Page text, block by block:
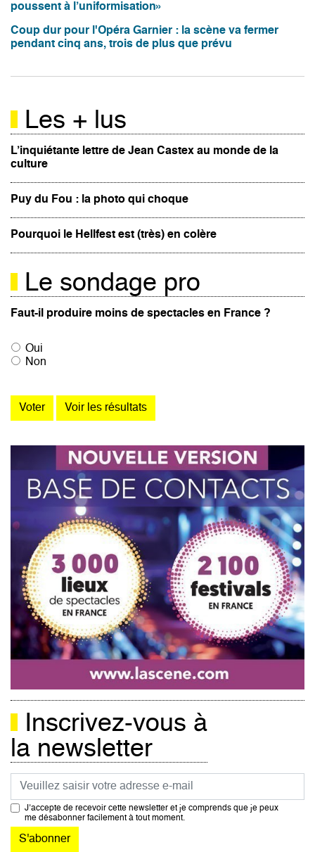
poussent à l’uniformisation»
Coup dur pour l'Opéra Garnier : la scène va fermer
pendant cinq ans, trois de plus que prévu
Les + lus
L’inquiétante lettre de Jean Castex au monde de la
culture
Puy du Fou : la photo qui choque
Pourquoi le Hellfest est (très) en colère
Le sondage pro
Faut-il produire moins de spectacles en France ?
Oui
Non
Inscrivez-vous à
la newsletter
Courriel
J’accepte de recevoir cette newsletter et je comprends que je peux
me désabonner facilement à tout moment.